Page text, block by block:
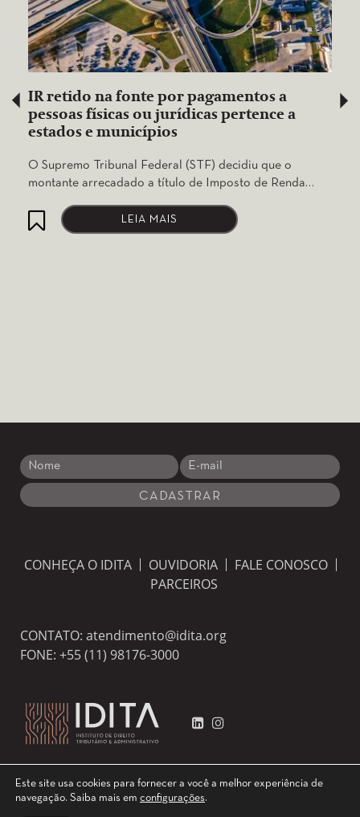
IR retido na fonte por pagamentos a
pessoas físicas ou jurídicas pertence a
estados e municípios
O Supremo Tribunal Federal (STF) decidiu que o
montante arrecadado a título de Imposto de Renda…
LEIA MAIS
CONHEÇA O IDITA OUVIDORIA
FALE CONOSCO
PARCEIROS
CONTATO: atendimento@idita.org
FONE: +55 (11) 98176-3000
Este site usa cookies para fornecer a você a melhor experiência de
navegação. Saiba mais em configurações.